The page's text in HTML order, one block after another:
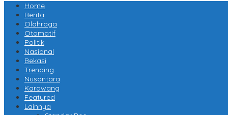
Home
Berita
Olahraga
Otomatif
Politik
Nasional
Bekasi
Trending
Nusantara
Karawang
Featured
Lainnya